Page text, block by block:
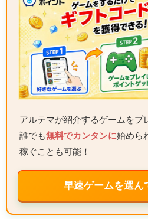
アルテマが紹介するゲームをプ
誰でも無料でカンタンに始めら
稼ぐことも可能！
早速ゲームを選ん